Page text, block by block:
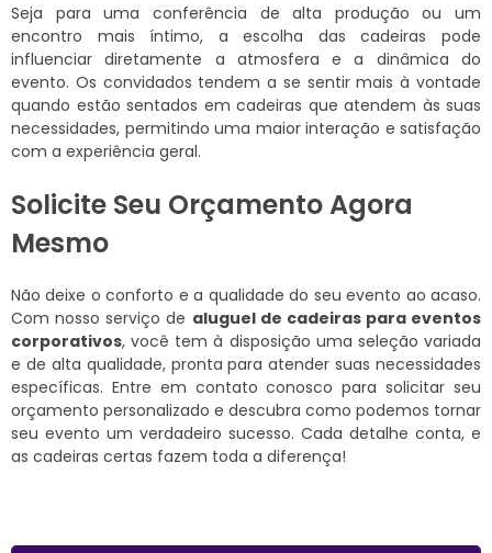
Seja para uma conferência de alta produção ou um
encontro mais íntimo, a escolha das cadeiras pode
influenciar diretamente a atmosfera e a dinâmica do
evento. Os convidados tendem a se sentir mais à vontade
quando estão sentados em cadeiras que atendem às suas
necessidades, permitindo uma maior interação e satisfação
com a experiência geral.
Solicite Seu Orçamento Agora
Mesmo
Não deixe o conforto e a qualidade do seu evento ao acaso.
Com nosso serviço de aluguel de cadeiras para eventos
corporativos, você tem à disposição uma seleção variada
e de alta qualidade, pronta para atender suas necessidades
específicas. Entre em contato conosco para solicitar seu
orçamento personalizado e descubra como podemos tornar
seu evento um verdadeiro sucesso. Cada detalhe conta, e
as cadeiras certas fazem toda a diferença!